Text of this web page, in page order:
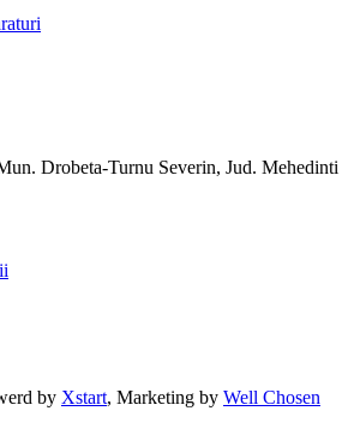
Drobeta-Turnu Severin, Jud. Mehedinti
by Xstart, Marketing by Well Chosen